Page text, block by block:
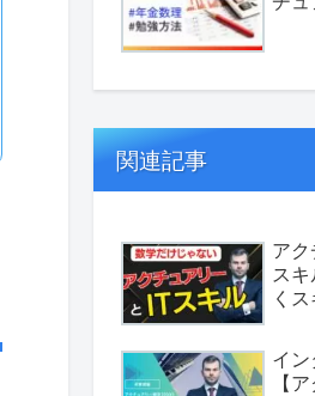
関連記事
ア
ス
く
イ
【